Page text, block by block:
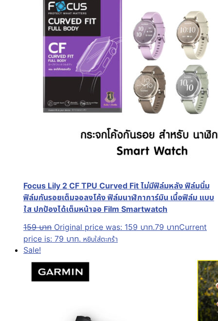
Focus Lily 2 CF TPU Curved Fit ไม่มีฟิล์มหลัง ฟิล์มนิ่ม
ฟิล์มกันรอยเต็มจอลงโค้ง ฟิล์มนาฬิกาการ์มิน เนื้อฟิล์ม แบบ
ใส ปกป้องได้เต็มหน้าจอ Film Smartwatch
159บาท Original price was: 159 บาท.79 บาทCurrent
price is: 79 บาท. หยิบใส่ตะกร้า
Sale!